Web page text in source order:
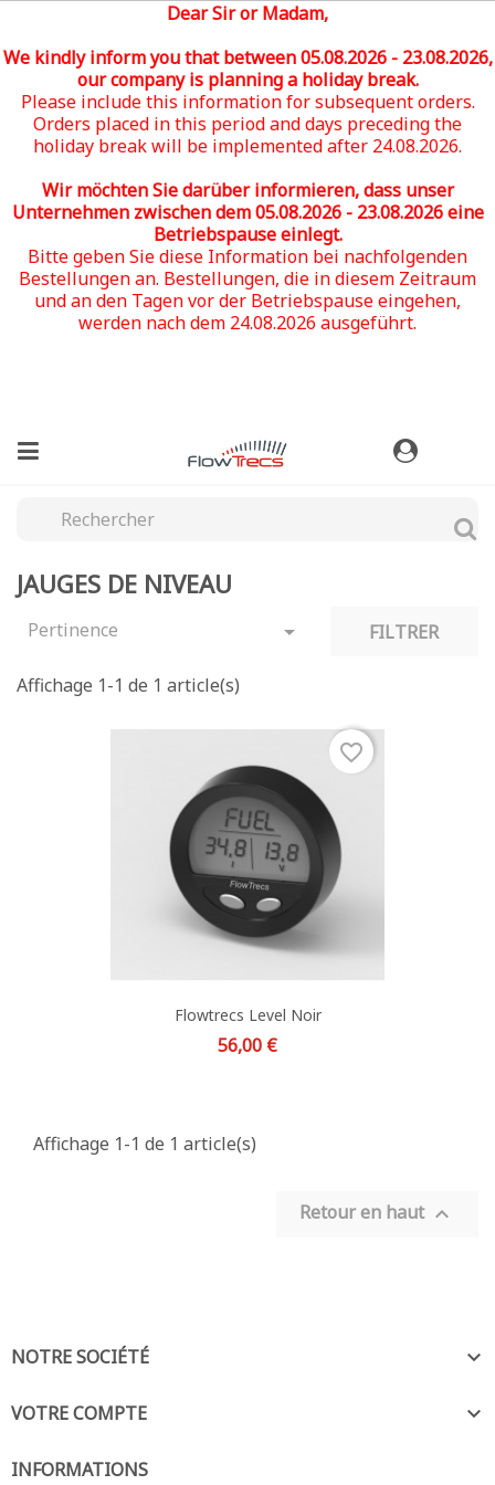
Dear Sir or Madam,
We kindly inform you that between 05.08.2026 - 23.08.2026,
our company is planning a holiday break.
Please include this information for subsequent orders.
Orders placed in this period and days preceding the
holiday break will be implemented after 24.08.2026.
Wir möchten Sie darüber informieren, dass unser
Unternehmen zwischen dem 05.08.2026 - 23.08.2026eine
Betriebspause einlegt.
Bitte geben Sie diese Information bei nachfolgenden
Bestellungen an. Bestellungen, die in diesem Zeitraum
und an den Tagen vor der Betriebspause eingehen,
werden nach dem 24.08.2026 ausgeführt.
JAUGES DE NIVEAU
Pertinence  FILTRER
Affichage 1-1 de 1 article(s)
Flowtrecs Level Noir
Prix
56,00 €
favorite_border
Affichage 1-1 de 1 article(s)
Retour en haut 
NOTRE SOCIÉTÉ 
VOTRE COMPTE 
INFORMATIONS